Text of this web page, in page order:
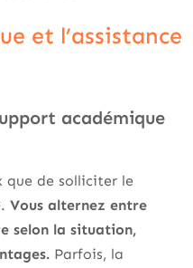
et l’assistance
académique
que de solliciter le
Vous alternez entre
selon la situation,
Parfois, la